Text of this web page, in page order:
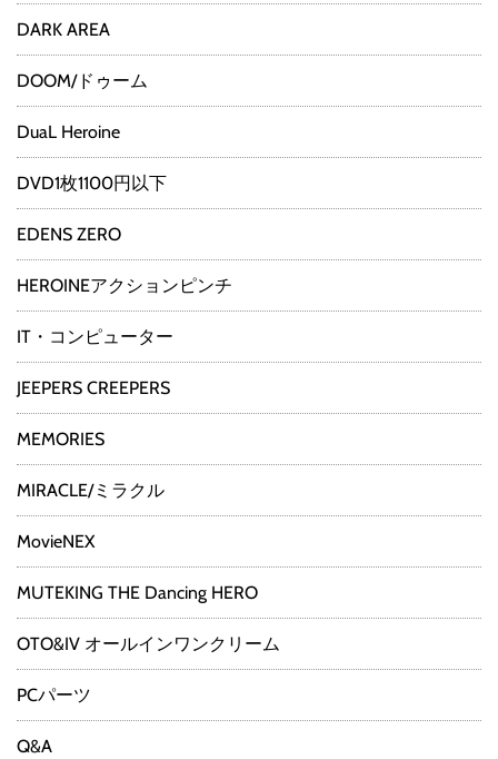
DARK AREA
DOOM/ドゥーム
DuaL Heroine
DVD1枚1100円以下
EDENS ZERO
HEROINEアクションピンチ
IT・コンピューター
JEEPERS CREEPERS
MEMORIES
MIRACLE/ミラクル
MovieNEX
MUTEKING THE Dancing HERO
OTO&IV オールインワンクリーム
PCパーツ
Q&A